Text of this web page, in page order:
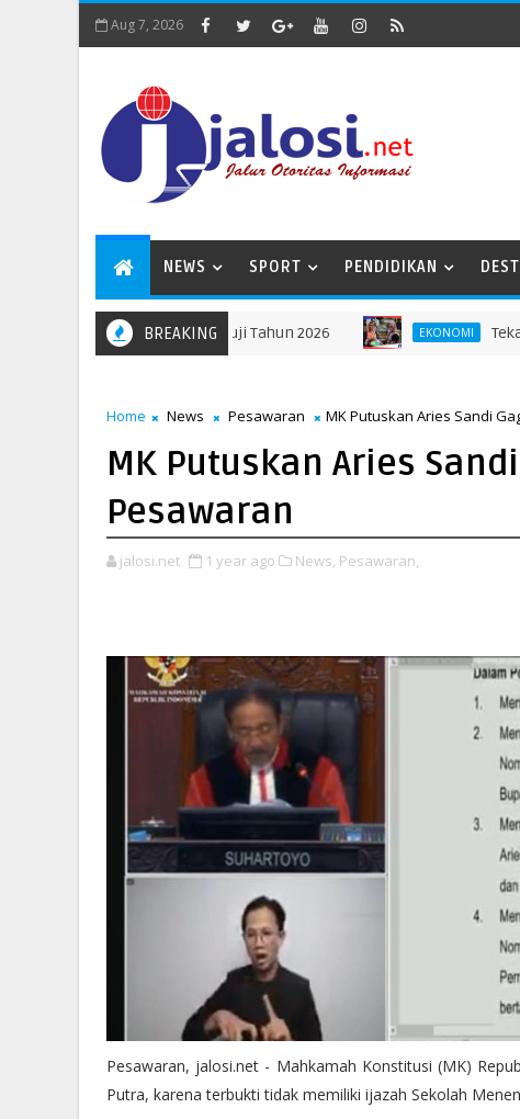
Aug 7, 2026
NEWS SPORT PENDIDIKAN
BREAKING
GenRe Kabupaten Mesuji Tahun 2026 EKONOMI Tekan
Home News Pesawaran MK Putuskan Aries Sandi
MK Putuskan Aries
Pesawaran
jalosi.net 1 year ago News, Pesawaran,
Pesawaran, jalosi.net - Mahkamah Konstitusi (MK)
Putra, karena terbukti tidak memiliki ijazah Sekolah